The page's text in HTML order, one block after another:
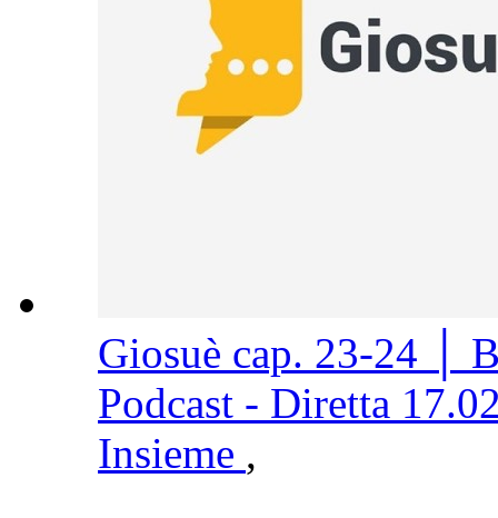
Giosuè cap. 23-24 │
Podcast - Diretta
Insieme ,